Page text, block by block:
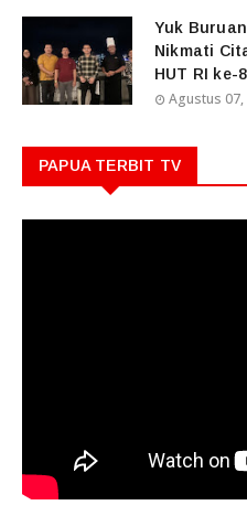
Yuk
Nikmati
HUT RI ke-
Agustus 07,
PAPUA TERBIT TV